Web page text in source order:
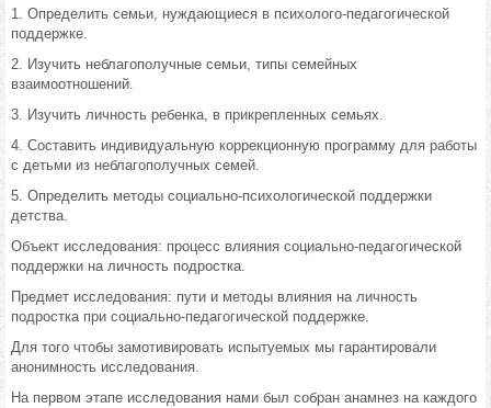
1. Определить семьи, нуждающиеся в психолого-педагогической
поддержке.
2. Изучить неблагополучные семьи, типы семейных
взаимоотношений.
3. Изучить личность ребенка, в прикрепленных семьях.
4. Составить индивидуальную коррекционную программу для работы
с детьми из неблагополучных семей.
5. Определить методы социально-психологической поддержки
детства.
Объект исследования: процесс влияния социально-педагогической
поддержки на личность подростка.
Предмет исследования: пути и методы влияния на личность
подростка при социально-педагогической поддержке.
Для того чтобы замотивировать испытуемых мы гарантировали
анонимность исследования.
На первом этапе исследования нами был собран анамнез на каждого